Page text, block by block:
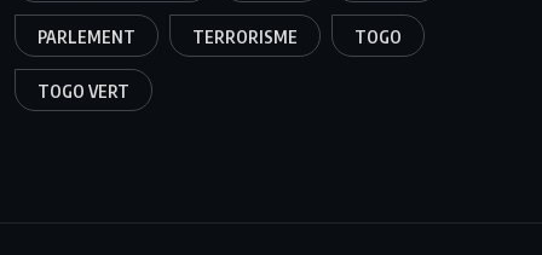
PARLEMENT TERRORISME TOGO
TOGO VERT